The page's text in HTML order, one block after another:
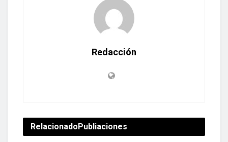
Redacción
RelacionadoPubliaciones